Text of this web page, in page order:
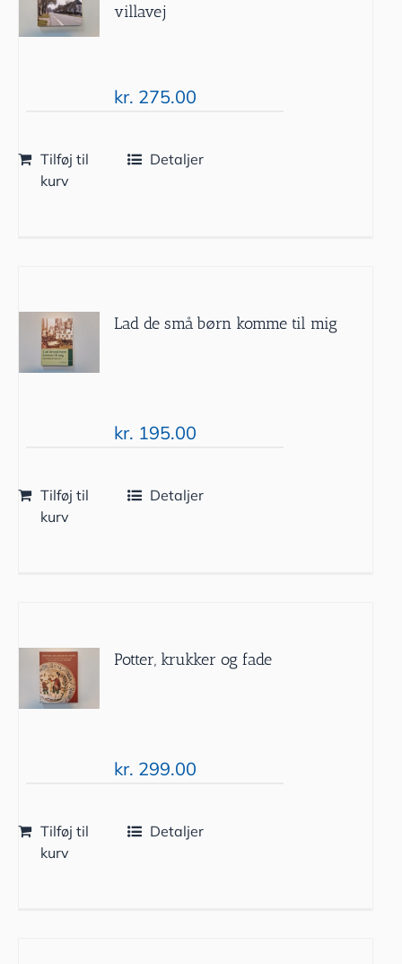
villavej
kr. 275.00
Tilføj til
kurv
Detaljer
Lad de små børn komme til mig
kr. 195.00
Tilføj til
kurv
Detaljer
Potter, krukker og fade
kr. 299.00
Tilføj til
kurv
Detaljer